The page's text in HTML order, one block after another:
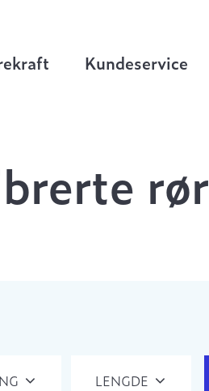
Kundeservice
rør
LENGDE